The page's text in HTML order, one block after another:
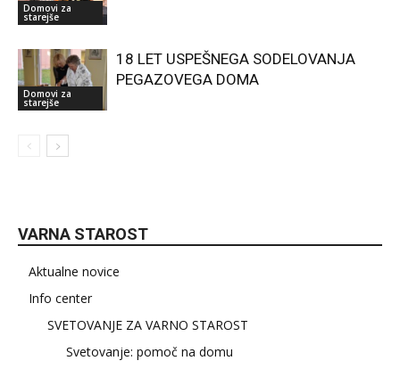
Domovi za
starejše
Domovi za
starejše
18 LET USPEŠNEGA SODELOVANJA
PEGAZOVEGA DOMA
VARNA STAROST
Aktualne novice
Info center
SVETOVANJE ZA VARNO STAROST
Svetovanje: pomoč na domu